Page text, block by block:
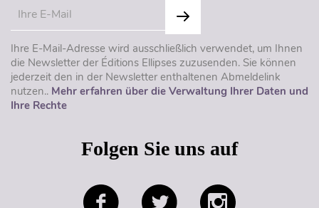
Ihre E-Mail-Adresse wird ausschließlich verwendet, um Ihnen
die Newsletter der Éditions Ellipses zuzusenden. Sie können
jederzeit den in der Newsletter enthaltenen Abmeldelink
nutzen.. Mehr erfahren über die Verwaltung Ihrer Daten und
Ihre Rechte
Folgen Sie uns auf